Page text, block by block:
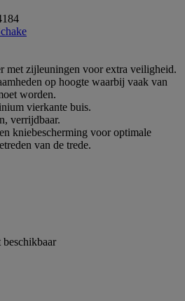
met zijleuningen voor extra veiligheid.
op hoogte waarbij vaak van
worden.
vierkante buis.
verrijdbaar.
kniebescherming voor optimale
van de trede.